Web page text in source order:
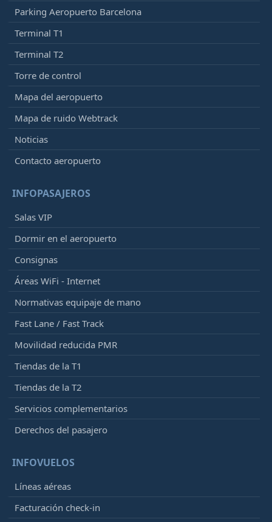
Parking Aeropuerto Barcelona
Terminal T1
Terminal T2
Torre de control
Mapa del aeropuerto
Mapa de ruido Webtrack
Noticias
Contacto aeropuerto
INFOPASAJEROS
Salas VIP
Dormir en el aeropuerto
Consignas
Áreas WiFi - Internet
Normativas equipaje de mano
Fast Lane / Fast Track
Movilidad reducida PMR
Tiendas de la T1
Tiendas de la T2
Servicios complementarios
Derechos del pasajero
INFOVUELOS
Líneas aéreas
Facturación check-in